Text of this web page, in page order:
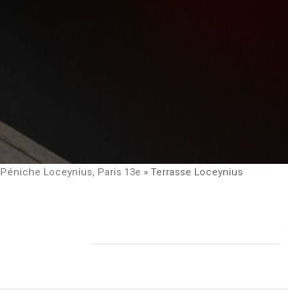
Péniche Loceynius, Paris 13e » Terrasse Loceynius